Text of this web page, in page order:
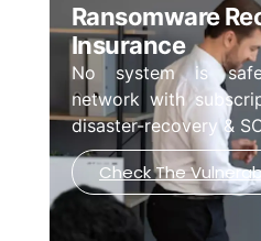
Ransomware
Insurance
No system is
network with
disaster-recovery &
Check The